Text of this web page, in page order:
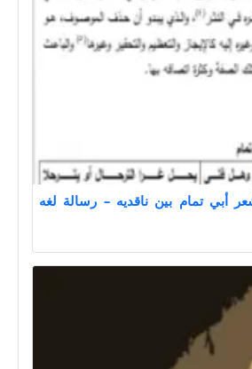
أبي تمام بين ناقديه – رسالة لغه